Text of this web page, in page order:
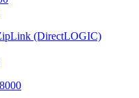
(DirectLOGIC)